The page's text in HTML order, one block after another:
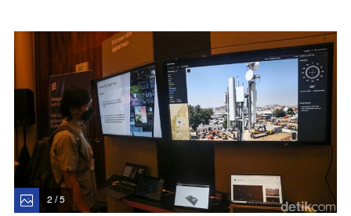
2 / 5